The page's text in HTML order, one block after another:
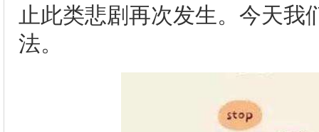
止此类悲剧再次发生。今天我
法。